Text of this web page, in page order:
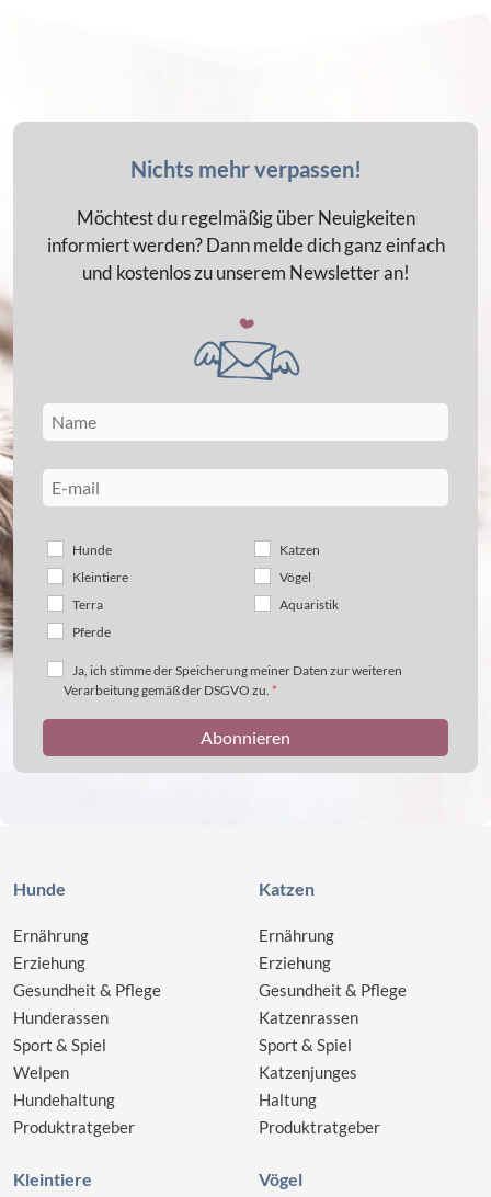
Nichts mehr verpassen!
Möchtest du regelmäßig über Neuigkeiten
informiert werden? Dann melde dich ganz einfach
und kostenlos zu unserem Newsletter an!
Hunde
Kleintiere
Terra
Pferde
Katzen
Vögel
Aquaristik
Ja, ich stimme der Speicherung meiner Daten zur weiteren
Verarbeitung gemäß der DSGVO zu. *
Hunde
Ernährung
Erziehung
Gesundheit & Pflege
Hunderassen
Sport & Spiel
Welpen
Hundehaltung
Produktratgeber
Katzen
Ernährung
Erziehung
Gesundheit & Pflege
Katzenrassen
Sport & Spiel
Katzenjunges
Haltung
Produktratgeber
Kleintiere Vögel